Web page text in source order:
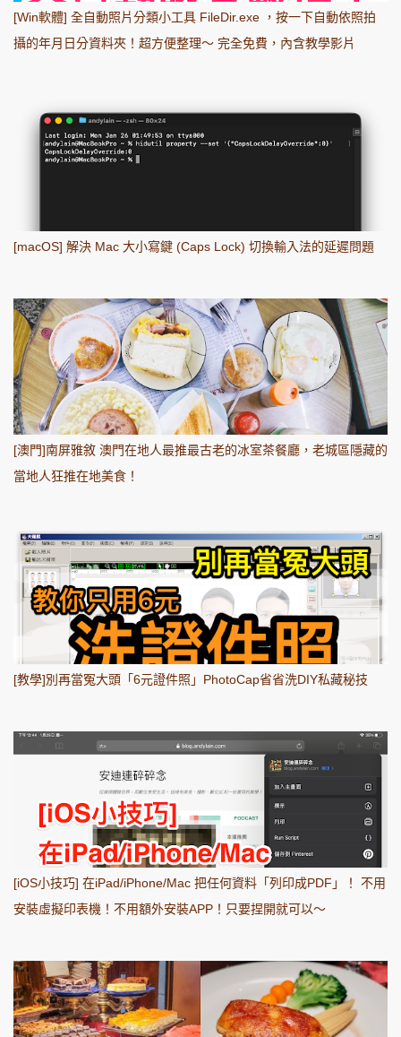
[Win軟體] 全自動照片分類小工具 FileDir.exe ，按一下自動依照拍
攝的年月日分資料夾！超方便整理～ 完全免費，內含教學影片
[macOS] 解決 Mac 大小寫鍵 (Caps Lock) 切換輸入法的延遲問題
[澳門]南屏雅敘 澳門在地人最推最古老的冰室茶餐廳，老城區隱藏的
當地人狂推在地美食！
[教學]別再當冤大頭「6元證件照」PhotoCap省省洗DIY私藏秘技
[iOS小技巧] 在iPad/iPhone/Mac 把任何資料「列印成PDF」！ 不用
安裝虛擬印表機！不用額外安裝APP！只要捏開就可以～